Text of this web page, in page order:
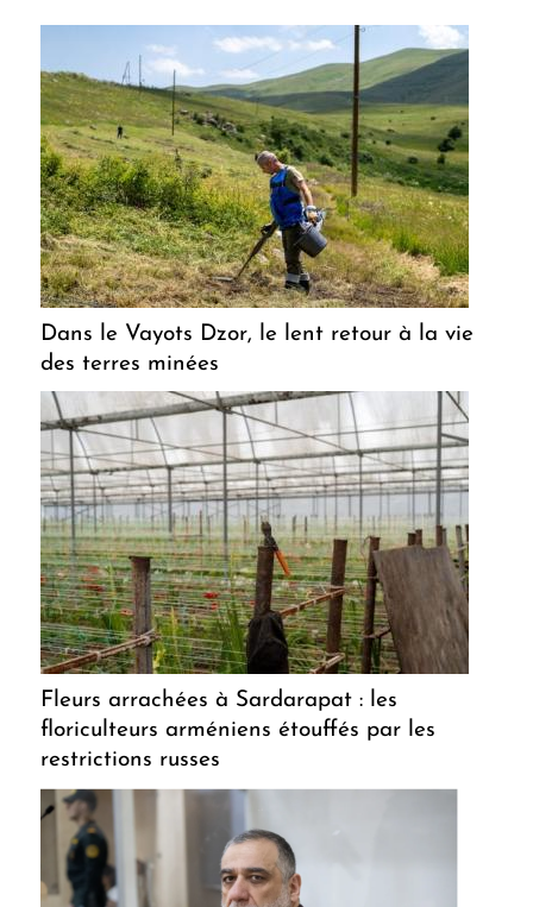
Dans le Vayots Dzor, le lent retour à la vie
des terres minées
Fleurs arrachées à Sardarapat : les
floriculteurs arméniens étouffés par les
restrictions russes